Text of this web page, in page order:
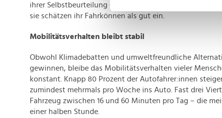
und die Zugriffe auf unsere
möglicherweise mit
der Dienste gesammelt
ihrer Selbstbeurteilung etwas zurückhaltender als ältere
sie schätzen ihr Fahrkönnen als gut ein.
Mobilitätsverhalten bleibt stabil
Obwohl Klimadebatten und umweltfreundliche
gewinnen, bleibe das Mobilitätsverhalten vieler
konstant. Knapp 80 Prozent der Autofahrer:innen
zumindest mehrmals pro Woche ins Auto. Fast drei
Fahrzeug zwischen 16 und 60 Minuten pro Tag – die
einer halben Stunde.